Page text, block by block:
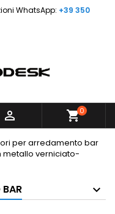
WhatsApp: +39 350
 shopping_cart0
per arredamento bar
metallo verniciato-
BAR